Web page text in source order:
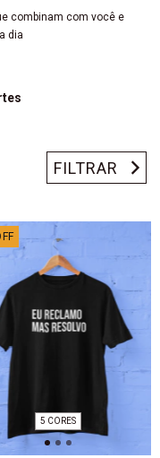
combinam com você e
dia
FILTRAR
5 CORES